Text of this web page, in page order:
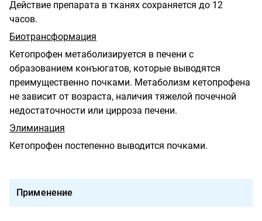
Действие препарата в тканях сохраняется до 12
часов.
Биотрансформация
Кетопрофен метаболизируется в печени с
образованием конъюгатов, которые выводятся
преимущественно почками. Метаболизм кетопрофена
не зависит от возраста, наличия тяжелой почечной
недостаточности или цирроза печени.
Элиминация
Кетопрофен постепенно выводится почками.
Применение